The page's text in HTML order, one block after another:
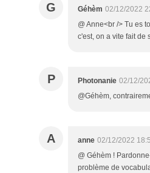
G Géhèm 02/12/2022
@ Anne<br /> Tu es
c'est, on a vite fait de
P Photonanie 02/12/
@Géhèm,
A anne 02/12/2022
@ Géhèm !
problème de